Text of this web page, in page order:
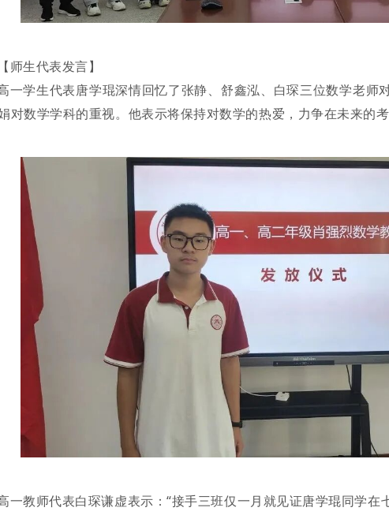
师生代表发言】
一学生代表唐学琨深情回忆了张静、舒鑫泓、白琛三位数学老师
对数学学科的重视。他表示将保持对数学的热爱，力争在未来的考
一教师代表白琛谦虚表示：“接手三班仅一月就见证唐学琨同学